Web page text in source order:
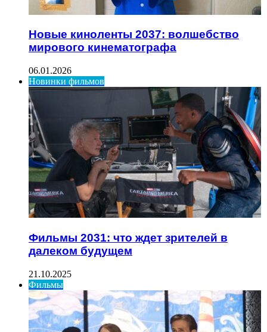
Новые киноленты 2037: волшебство
мирового кинематографа
06.01.2026
Новинки фильмов
Фильмы 2031: что ждет зрителей в
далеком будущем
21.10.2025
Фильмы